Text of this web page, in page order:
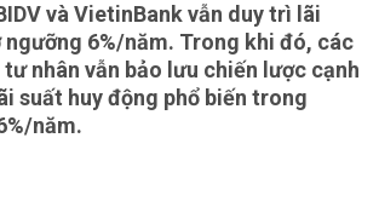
và VietinBank vẫn duy trì lãi
6%/năm. Trong khi đó, các
nhân vẫn bảo lưu chiến lược cạnh
suất huy động phổ biến trong
năm.